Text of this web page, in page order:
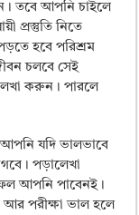
তবে আপনি চাইলে
প্রস্তুতি নিতে
হবে পরিশ্রম
চলবে সেই
করুন। পারলে
যদি ভালভাবে
পড়ালেখা
আপনি পাবেনই।
আর পরীক্ষা ভাল হলে